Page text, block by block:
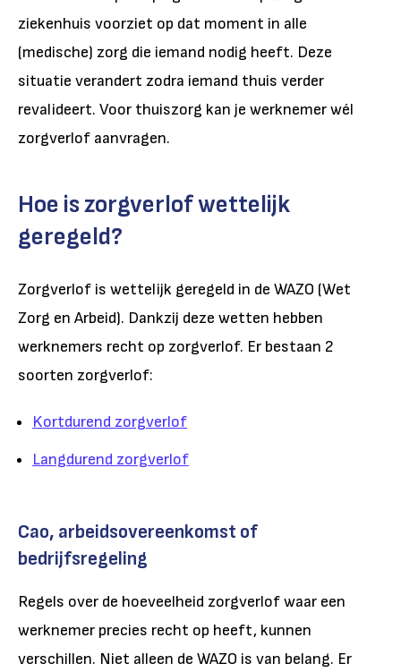
ziekenhuis voorziet op dat moment in alle
(medische) zorg die iemand nodig heeft. Deze
situatie verandert zodra iemand thuis verder
revalideert. Voor thuiszorg kan je werknemer wél
zorgverlof aanvragen.
Hoe is zorgverlof wettelijk
geregeld?
Zorgverlof is wettelijk geregeld in de WAZO (Wet
Zorg en Arbeid). Dankzij deze wetten hebben
werknemers recht op zorgverlof. Er bestaan 2
soorten zorgverlof:
Kortdurend zorgverlof
Langdurend zorgverlof
Cao, arbeidsovereenkomst of
bedrijfsregeling
Regels over de hoeveelheid zorgverlof waar een
werknemer precies recht op heeft, kunnen
verschillen. Niet alleen de WAZO is van belang. Er